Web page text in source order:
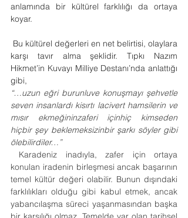
anlamında bir kültürel farklılığı da ortaya
koyar.
Bu kültürel değerleri en net belirtisi, olaylara
karşı tavır alma şeklidir. Tıpkı Nazım
Hikmet’in Kuvayı Milliye Destanı’nda anlattığı
gibi,
“…uzun eğri burunluve konuşmayı şehvetle
seven insanlardı kisırtı lacivert hamsilerin ve
mısır ekmeğininzaferi içinhiç kimseden
hiçbir şey beklemeksizinbir şarkı söyler gibi
ölebilirdiler…”
Karadeniz inadıyla, zafer için ortaya
konulan iradenin birleşmesi ancak başarının
temel kültür değeri olabilir. Bunun dışındaki
farklılıkları olduğu gibi kabul etmek, ancak
yabancılaşma süreci yaşanmasından başka